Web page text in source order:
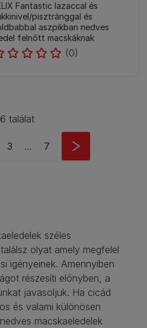
Fantastic lazaccal és
pisztránggal és
aszpikban nedves
felnőtt macskáknak
(0)
találat
Oldal
3 … Last page
7
széles
olyat amely megfelel
igényeinek. Amennyiben
részesíti előnyben, a
javasoljuk. Ha cicád
és valami különösen
macskaeledelek